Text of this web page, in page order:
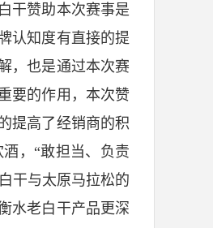
干赞助本次赛事是
认知度有直接的提
，也是通过本次赛
要的作用，本次赞
提高了经销商的积
，“敢担当、负责
干与太原马拉松的
水老白干产品更深